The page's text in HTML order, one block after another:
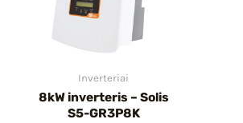
Inverteriai
8kW inverteris – Solis
S5-GR3P8K